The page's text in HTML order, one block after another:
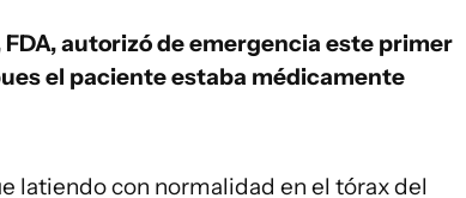
autorizó de emergencia este primer
el paciente estaba médicamente
latiendo con normalidad en el tórax del